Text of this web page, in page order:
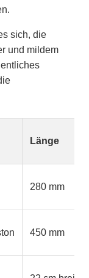
sich, die
und mildem
Länge
280 mm
450 mm